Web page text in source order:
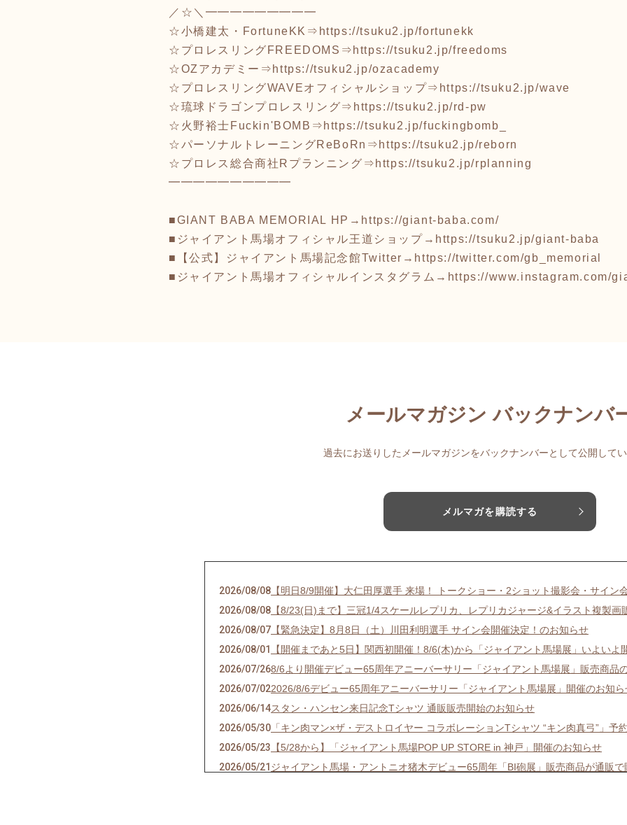
／☆＼━━━━━━━━━
☆小橋建太・FortuneKK⇒ https://tsuku2.jp/fortunekk
☆プロレスリングFREEDOMS⇒ https://tsuku2.jp/freedoms
☆OZアカデミー⇒ https://tsuku2.jp/ozacademy
☆プロレスリングWAVEオフィシャルショップ⇒ https://tsuku2.jp/wave
☆琉球ドラゴンプロレスリング⇒ https://tsuku2.jp/rd-pw
☆火野裕士Fuckin'BOMB⇒ https://tsuku2.jp/fuckingbomb_
☆パーソナルトレーニングReBoRn⇒ https://tsuku2.jp/reborn
☆プロレス総合商社Rプランニング⇒ https://tsuku2.jp/rplanning
━━━━━━━━━━
■GIANT BABA MEMORIAL HP→ https://giant-baba.com/
■ジャイアント馬場オフィシャル王道ショップ→ https://tsuku2.jp/giant-baba
■【公式】ジャイアント馬場記念館Twitter→ https://twitter.com/gb_memorial
■ジャイアント馬場オフィシャルインスタグラム→ https://www.instagram.com/
メールマガジン バックナンバ
過去にお送りしたメールマガジンをバックナンバーとして公開して
メルマガを購読する
2026/08/08 【明日8/9開催】大仁田厚選手 来場！ トークショー・2ショット撮影会・サイン
2026/08/08 【8/23(日)まで】三冠1/4スケールレプリカ、レプリカジャージ&イラスト複製画
2026/08/07 【緊急決定】8月8日（土）川田利明選手 サイン会開催決定！のお知らせ
2026/08/01
【開催まであと5日】関西初開催！8/6(木)から「ジャイアント馬場展」いよいよ
2026/07/268/6より開催デビュー65周年アニーバーサリー「ジャイアント馬場展」販売商品
2026/07/022026/8/6デビュー65周年アニーバーサリー「ジャイアント馬場展」開催のお知ら
2026/06/14スタン・ハンセン来日記念Tシャツ 通販販売開始のお知らせ
2026/05/30 「キン肉マン×ザ・デストロイヤー コラボレーションTシャツ “キン肉真弓”」予
2026/05/23 【5/28から】「ジャイアント馬場POP UP STORE in 神戸」開催のお知らせ
2026/05/21 ジャイアント馬場・アントニオ猪木デビュー65周年「BI砲展」販売商品が通販